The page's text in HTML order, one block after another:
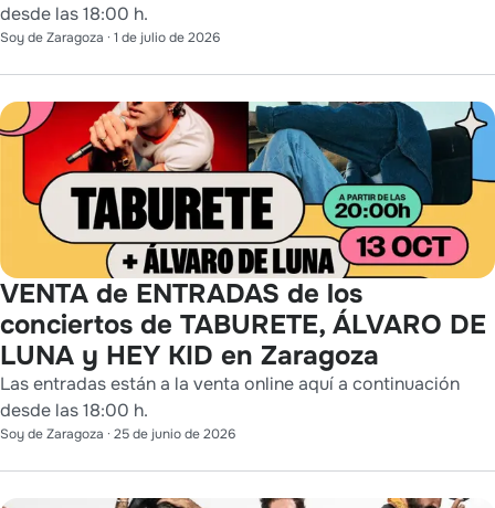
desde las 18:00 h.
Soy de Zaragoza · 1 de julio de 2026
VENTA de ENTRADAS de los
conciertos de TABURETE, ÁLVARO DE
LUNA y HEY KID en Zaragoza
Las entradas están a la venta online aquí a continuación
desde las 18:00 h.
Soy de Zaragoza · 25 de junio de 2026